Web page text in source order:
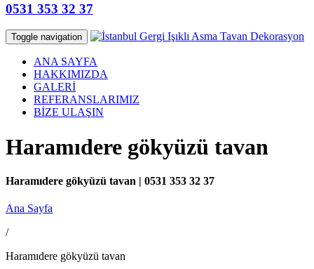
0531 353 32 37
Toggle navigation
ANA SAYFA
HAKKIMIZDA
GALERİ
REFERANSLARIMIZ
BİZE ULAŞIN
Haramıdere gökyüzü tavan
Haramıdere gökyüzü tavan | 0531 353 32 37
Ana Sayfa
/
Haramıdere gökyüzü tavan